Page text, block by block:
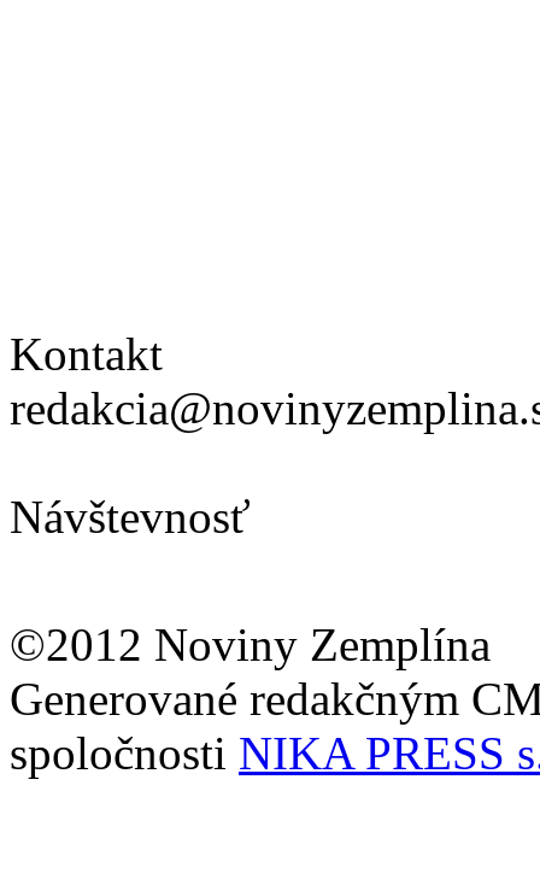
Kontakt
Návštevnosť
©2012 Noviny Zemplína
Generované redakčným
spoločnosti NIKA PRESS